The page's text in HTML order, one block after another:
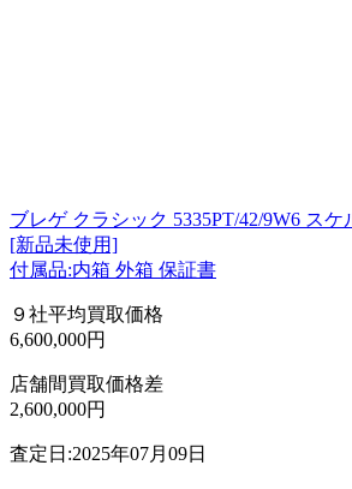
ブレゲ クラシック 5335PT/42/9W6 スケ
[新品未使用]
付属品:内箱 外箱 保証書
９社平均買取価格
6,600,000円
店舗間買取価格差
2,600,000円
査定日:2025年07月09日